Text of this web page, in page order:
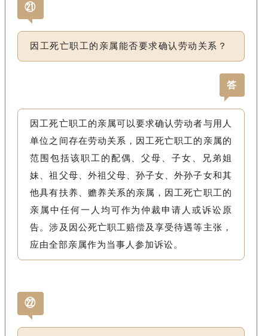
㉑
因工死亡职工的亲属能否要求确认劳动关系？
答
因工死亡职工的亲属可以要求确认劳动者与用人
单位之间存在劳动关系，因工死亡职工的亲属的
范围包括该职工的配偶、父母、子女、兄弟姐
妹、祖父母、外祖父母、孙子女、外孙子女和其
他具有扶养、赡养关系的亲属，因工死亡职工的
亲属中任何一人均可作为仲裁申请人或诉讼原
告。涉及因公死亡职工赔偿及享受待遇等主张，
应由全部亲属作为当事人参加诉讼。
㉒